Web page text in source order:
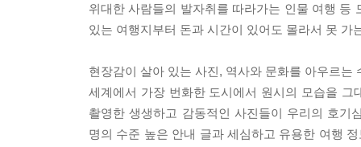
위대한 사람들의 발자취를 따라가는 인물 여행 등
있는 여행지부터 돈과 시간이 있어도 몰라서 못
현장감이 살아 있는 사진, 역사와 문화를 아우르는
세계에서 가장 번화한 도시에서 원시의 모습을
촬영한 생생하고 감동적인 사진들이 우리의 호
명의 수준 높은 안내 글과 세심하고 유용한 여행